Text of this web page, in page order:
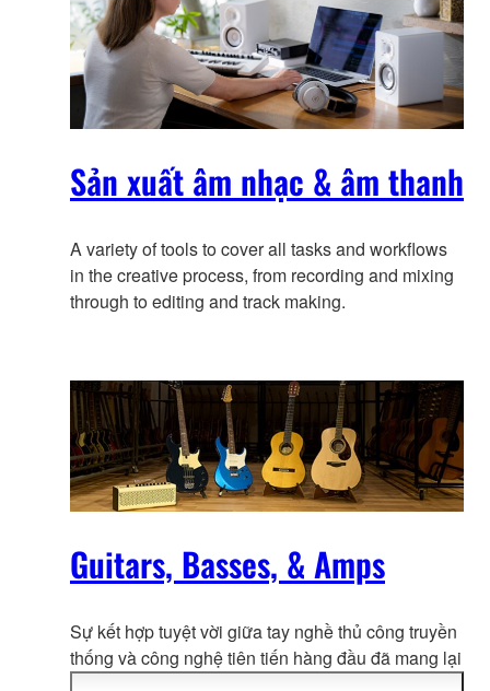
tin
Sản xuất âm nhạc & âm thanh
A variety of tools to cover all tasks and workflows
in the creative process, from recording and mixing
through to editing and track making.
Guitars, Basses, & Amps
Sự kết hợp tuyệt vời giữa tay nghề thủ công truyền
thống và công nghệ tiên tiến hàng đầu đã mang lại